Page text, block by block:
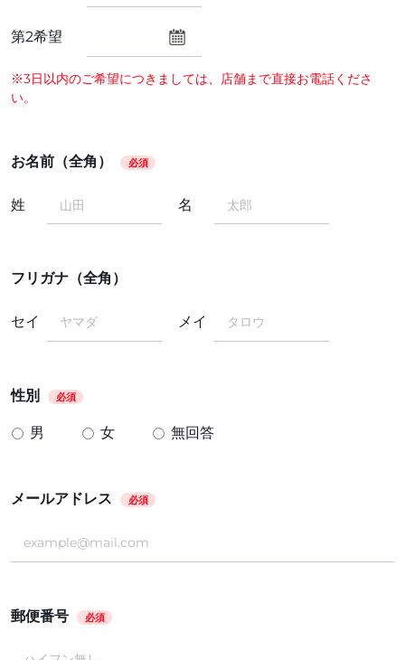
第2希望
※3日以内のご希望につきましては、店舗まで直接お電話くださ
い。
お名前（全角） 必須
姓 名
フリガナ（全角）
セイ メイ
性別 必須
男 女 無回答
メールアドレス 必須
郵便番号 必須